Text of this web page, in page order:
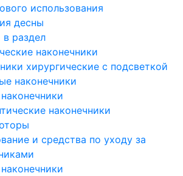
использования
десны
раздел
наконечники
хирургические с подсветкой
наконечники
наконечники
и средства по уходу за